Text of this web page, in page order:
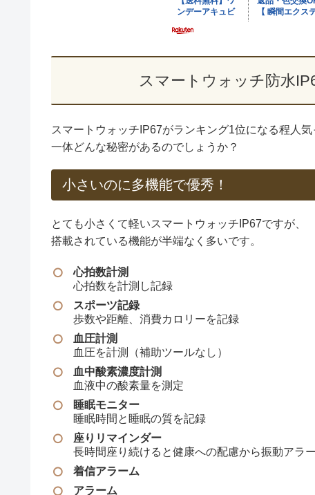
スマートウォッチ防水
スマートウォッチIP67がランキング1位になる程人気
一体どんな秘密があるのでしょうか？
小さいのに多機能で優秀！
とても小さくて軽いスマートウォッチIP67ですが、
搭載されている機能が半端なく多いです。
心拍数計測
心拍数を計測し記録
スポーツ記録
歩数や距離、消費カロリーを記録
血圧計測
血圧を計測（補助ツールなし）
血中酸素濃度計測
血液中の酸素量を測定
睡眠モニター
睡眠時間と睡眠の質を記録
座りリマインダー
長時間座り続けると健康への配慮から振動アラ
着信アラーム
アラーム